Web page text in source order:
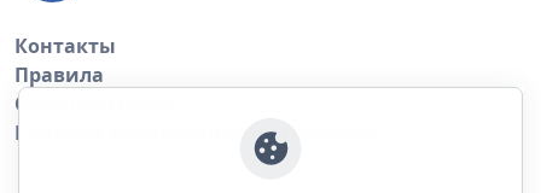
Контакты
Правила
Обратная связь
Правила копирования материалов